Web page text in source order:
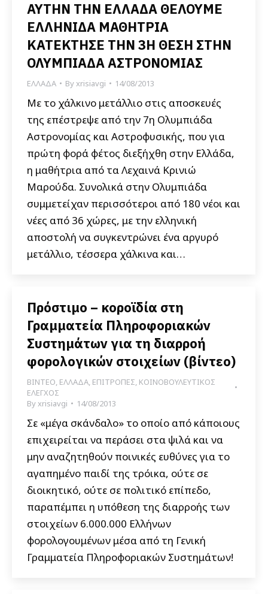
ΑΥΤΗΝ ΤΗΝ ΕΛΛΑΔΑ ΘΕΛΟΥΜΕ
ΕΛΛΗΝΙΔΑ ΜΑΘΗΤΡΙΑ
ΚΑΤΕΚΤΗΣΕ ΤΗΝ 3Η ΘΕΣΗ ΣΤΗΝ
ΟΛΥΜΠΙΑΔΑ ΑΣΤΡΟΝΟΜΙΑΣ
ΕΛΛΑΔΑ Byxrisiavgi 14/08/2013
Με το χάλκινο μετάλλιο στις αποσκευές
της επέστρεψε από την 7η Ολυμπιάδα
Αστρονομίας και Αστροφυσικής, που για
πρώτη φορά φέτος διεξήχθη στην Ελλάδα,
η μαθήτρια από τα Λεχαινά Κρινιώ
Μαρούδα. Συνολικά στην Ολυμπιάδα
συμμετείχαν περισσότεροι από 180 νέοι και
νέες από 36 χώρες, με την ελληνική
αποστολή να συγκεντρώνει ένα αργυρό
μετάλλιο, τέσσερα χάλκινα και…
Πρόστιμο – κοροϊδία στη
Γραμματεία Πληροφοριακών
Συστημάτων για τη διαρροή
φορολογικών στοιχείων (βίντεο)
ΒΙΝΤΕΟ, ΕΛΛΑΔΑ, ΕΠΙΤΡΟΠΕΣ, ΚΟΙΝΟΒΟΥΛΕΥΤΙΚΟΣ
ΕΛΕΓΧΟΣ
Byxrisiavgi 14/08/2013
Σε «μέγα σκάνδαλο» το οποίο από κάποιους
επιχειρείται να περάσει στα ψιλά και να
μην αναζητηθούν ποινικές ευθύνες για το
αγαπημένο παιδί της τρόικα, ούτε σε
διοικητικό, ούτε σε πολιτικό επίπεδο,
παραπέμπει η υπόθεση της διαρροής των
στοιχείων 6.000.000 Ελλήνων
φορολογουμένων μέσα από τη Γενική
Γραμματεία Πληροφοριακών Συστημάτων!